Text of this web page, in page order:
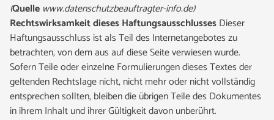
(Quelle www.datenschutzbeauftragter-info.de)
Rechtswirksamkeit dieses HaftungsausschlussesDieser
Haftungsausschluss ist als Teil des Internetangebotes zu
betrachten, von dem aus auf diese Seite verwiesen wurde.
Sofern Teile oder einzelne Formulierungen dieses Textes der
geltenden Rechtslage nicht, nicht mehr oder nicht vollständig
entsprechen sollten, bleiben die übrigen Teile des Dokumentes
in ihrem Inhalt und ihrer Gültigkeit davon unberührt.